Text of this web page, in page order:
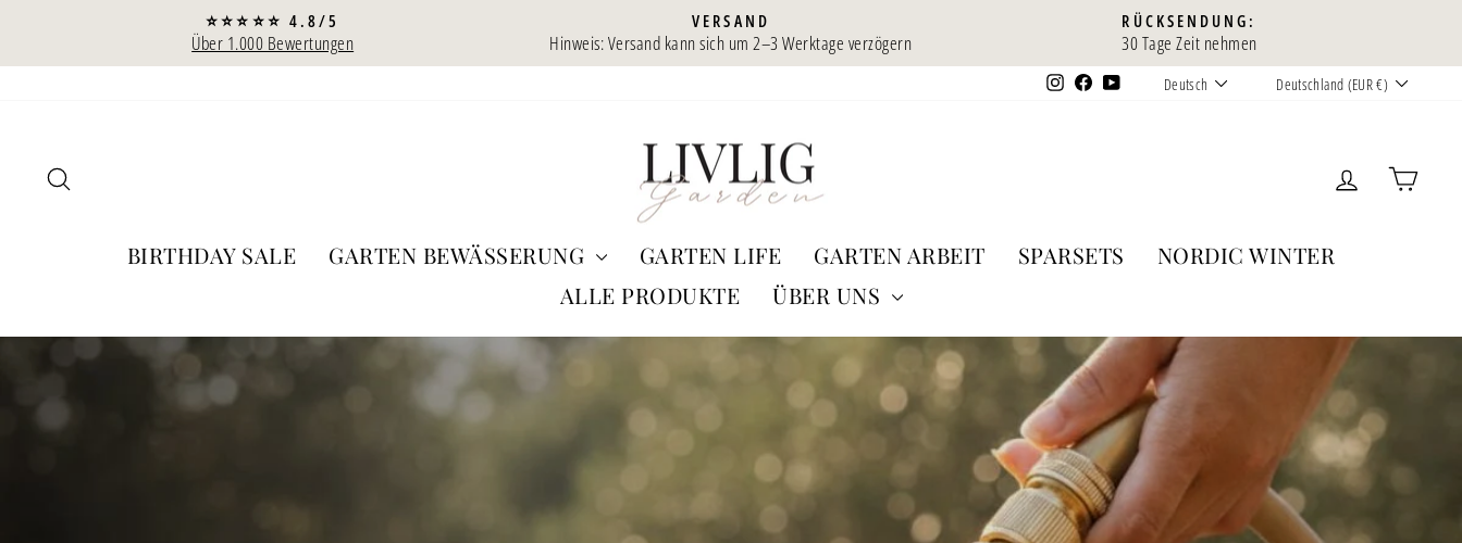
Inhalt
Diaporama
⭐⭐⭐⭐⭐ 4.8/5
Über 1.000 Bewertungen
VERSAND
Hinweis: Versand kann sich um 2–3 Werktage verzögern
RÜCKSENDUNG:
30 Tage Zeit nehmen
Instagram
FacebookYouTubeSPRACHE
Deutsch WÄHRUNG
Deutschland (EUR €)
LIVLIG
BIRTHDAY SALE GARTEN BEWÄSSERUNG GARTEN LIFE GARTEN ARBEIT SPARSETS
NORDIC WINTER
ALLE PRODUKTE
ÜBER UNS